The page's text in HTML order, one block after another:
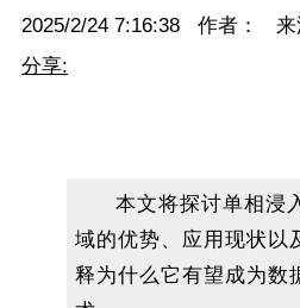
2025/2/24 7:16:38 作者： 来
分享:
本文将探讨单相浸
域的优势、应用现状以
释为什么它有望成为数